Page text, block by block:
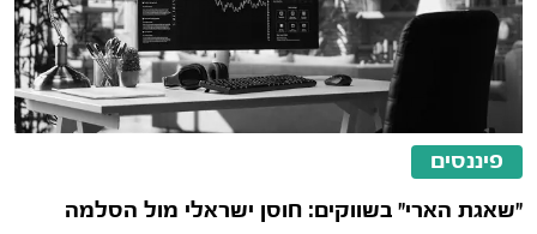
פיננסים
"שאגת הארי" בשווקים: חוסן ישראלי מול הסלמה